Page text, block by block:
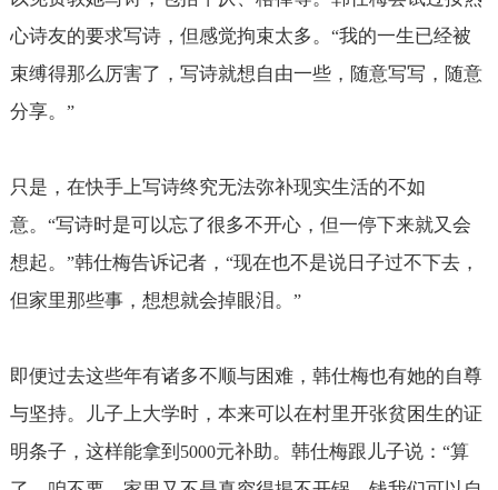
心诗友的要求写诗，但感觉拘束太多。 “我的一生已经被
束缚得那么厉害了，写诗就想自由一些，随意写写，随意
分享。 ”
只是，在快手上写诗终究无法弥补现实生活的不如
意。 “写诗时是可以忘了很多不开心，但一停下来就又会
想起。 ”韩仕梅告诉记者， “现在也不是说日子过不下去，
但家里那些事，想想就会掉眼泪。 ”
即便过去这些年有诸多不顺与困难，韩仕梅也有她的自尊
与坚持。儿子上大学时，本来可以在村里开张贫困生的证
明条子，这样能拿到 5000元补助。韩仕梅跟儿子说： “算